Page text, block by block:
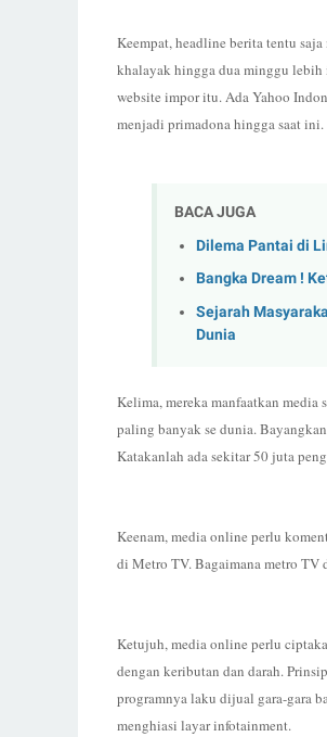
Keempat, headline berita tentu
khalayak hingga dua minggu lebih
website impor itu. Ada Yahoo
menjadi primadona hingga saat ini.
BACA JUGA
Dilema Pantai di
Bangka Dream !
Sejarah
Dunia
Kelima, mereka manfaatkan
paling banyak se dunia.
Katakanlah ada sekitar 50 juta
Keenam, media online perlu
di Metro TV. Bagaimana metro
Ketujuh, media online perlu
dengan keributan dan darah.
programnya laku dijual gara-gara
menghiasi layar infotainment.